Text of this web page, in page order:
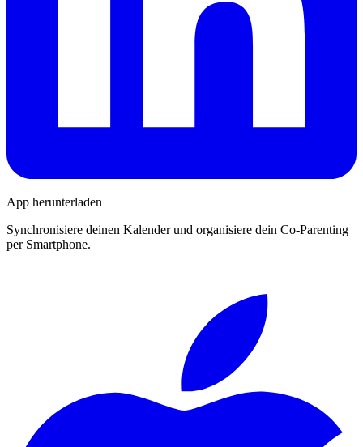
App herunterladen
Synchronisiere deinen Kalender und organisiere dein Co-Parenting
per Smartphone.